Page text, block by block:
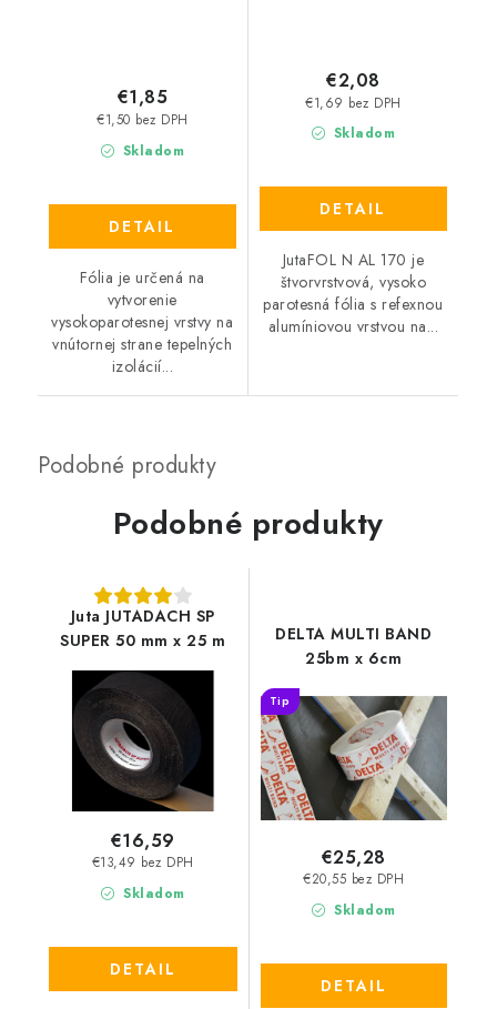
Skladom
€1,50 bez DPH
€1,85
DETAIL
Fólia je určená na
vytvorenie
vysokoparotesnej vrstvy na
vnútornej strane tepelných
izolácií...
Skladom
€1,69 bez DPH
€2,08
DETAIL
JutaFOL N AL 170 je
štvorvrstvová, vysoko
parotesná fólia s refexnou
alumíniovou vrstvou na...
Podobné produkty
Juta JUTADACH SP
SUPER 50 mm x 25 m
Skladom
€13,49 bez DPH
€16,59
DETAIL
DELTA MULTI BAND
25bm x 6cm
Tip
Skladom
€20,55 bez DPH
€25,28
DETAIL